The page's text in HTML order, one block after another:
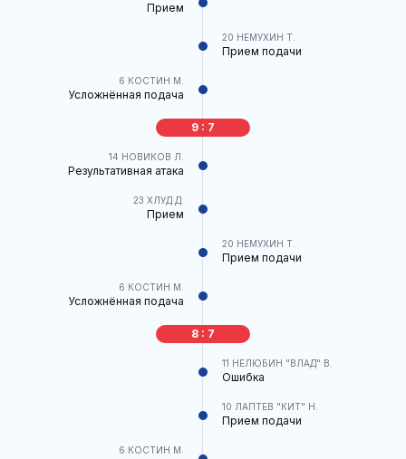
Прием
20 НЕМУХИН Т.
Прием подачи
6 КОСТИН М.
Усложнённая подача
9 : 7
14 НОВИКОВ Л.
Результативная атака
23 ХЛУД Д.
Прием
20 НЕМУХИН Т.
Прием подачи
6 КОСТИН М.
Усложнённая подача
8 : 7
11 НЕЛЮБИН "ВЛАД" В.
Ошибка
10 ЛАПТЕВ "КИТ" Н.
Прием подачи
6 КОСТИН М.